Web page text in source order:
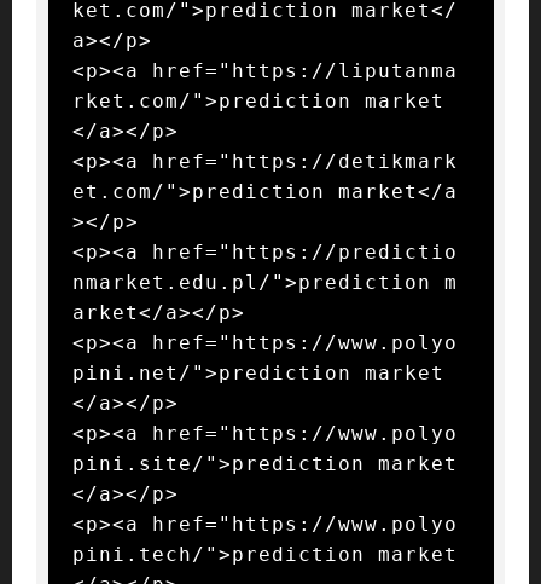
ket.com/">prediction market</
a></p>
<p><a href="https://liputanma
rket.com/">prediction market
</a></p>
<p><a href="https://detikmark
et.com/">prediction market</a
></p>
<p><a href="https://predictio
nmarket.edu.pl/">prediction m
arket</a></p>
<p><a href="https://www.polyo
pini.net/">prediction market
</a></p>
<p><a href="https://www.polyo
pini.site/">prediction market
</a></p>
<p><a href="https://www.polyo
pini.tech/">prediction market